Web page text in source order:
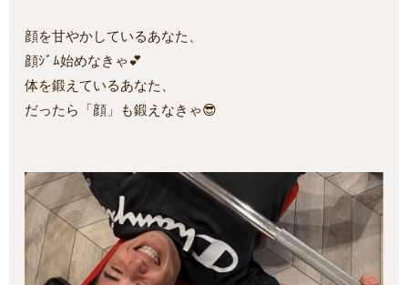
顔を甘やかしているあなた、
顔ｼﾞﾑ始めなきゃ💕
体を鍛えているあなた、
だったら「顔」も鍛えなきゃ😎